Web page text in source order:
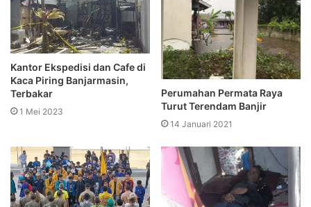
Kantor Ekspedisi dan Cafe di
Kaca Piring Banjarmasin,
Terbakar
1 Mei 2023
Perumahan Permata Raya
Turut Terendam Banjir
14 Januari 2021